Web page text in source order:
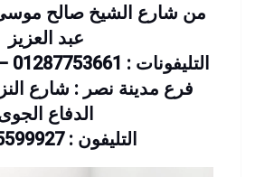
من شارع الشيخ صالح
عبد العزيز
التليفونات : 01287753661 – 01122267552
فرع مدينة نصر : شارع
الدفاع
التليفون : 01275599927